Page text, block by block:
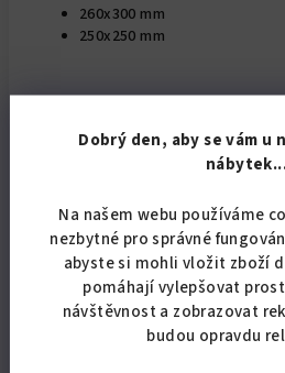
Dobrý den, aby se vám u
Na našem webu používáme
nezbytné pro správné
abyste si mohli vložit zboží
pomáhají vylepšovat
návštěvnost a zobrazovat
budou opravdu
260x300 mm
250x250 mm
dovozem Vás budeme telefonicky
dodání. Řidič Vám pomůže vyložit
Nezvládne to z fyzických ani
pochopení.